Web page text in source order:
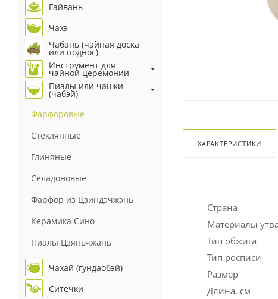
ХАРАКТЕРИСТИКИ
Страна
Материалы
Тип обжига
Тип росписи
Размер
Длина, см
Гайвань
Чахэ
Чабань (чайная доска
или поднос)
Инструмент для
чайной церемонии
Пиалы или чашки
(чабэй)
Фарфоровые
Стеклянные
Глиняные
Селадоновые
Фарфор из Цзиндэчжэнь
Керамика Сино
Пиалы Цзяньчжань
Чахай (гундаобэй)
Ситечки